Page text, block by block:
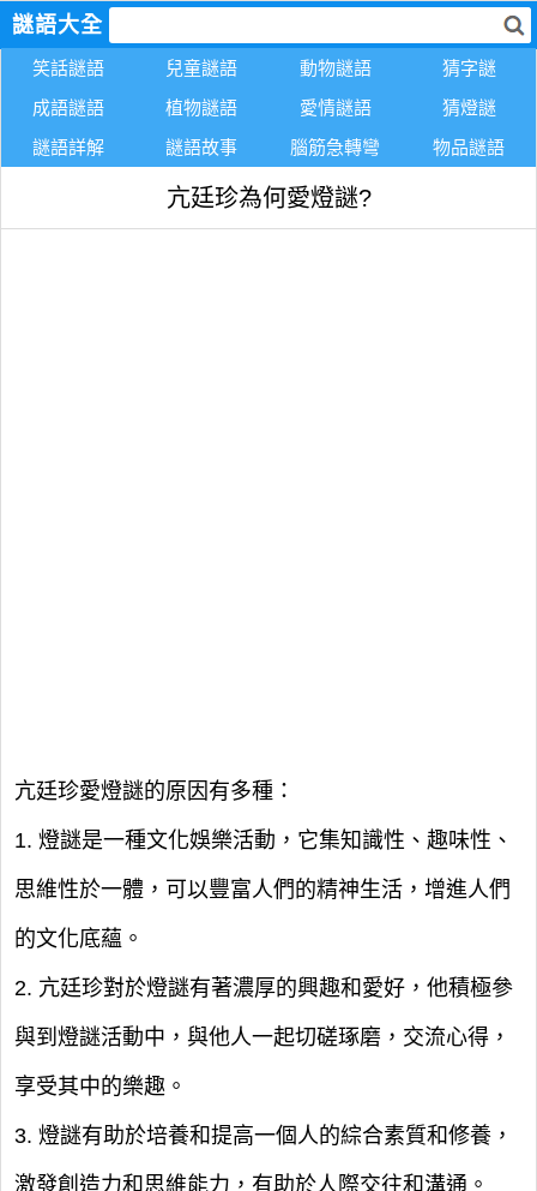
謎語大全
笑話謎語 兒童謎語 動物謎語
猜字謎
成語謎語
植物謎語 愛情謎語
猜燈謎
謎語詳解
謎語故事 腦筋急轉彎 物品謎語
亢廷珍為何愛燈謎?
亢廷珍愛燈謎的原因有多種：
1. 燈謎是一種文化娛樂活動，它集知識性、趣味性、
思維性於一體，可以豐富人們的精神生活，增進人們
的文化底蘊。
2. 亢廷珍對於燈謎有著濃厚的興趣和愛好，他積極參
與到燈謎活動中，與他人一起切磋琢磨，交流心得，
享受其中的樂趣。
3. 燈謎有助於培養和提高一個人的綜合素質和修養，
激發創造力和思維能力，有助於人際交往和溝通。